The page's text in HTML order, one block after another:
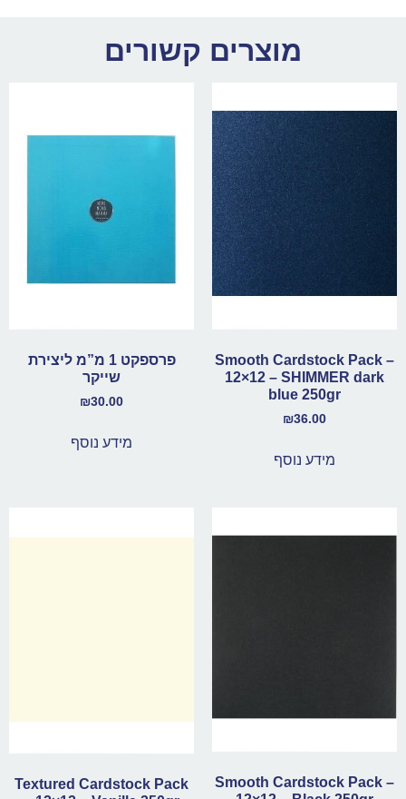
מוצרים קשורים
Smooth Cardstock Pack –
12×12 – SHIMMER dark
blue 250gr
₪36.00
מידע נוסף
פרספקט 1 מ”מ ליצירת
שייקר
₪30.00
מידע נוסף
Smooth Cardstock Pack –
Textured Cardstock Pack